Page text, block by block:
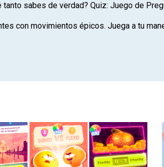
sabes de verdad? Quiz: Juego de
con movimientos épicos. Juega a tu